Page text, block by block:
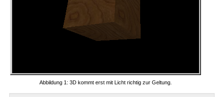
Abbildung 1: 3D kommt erst mit Licht richtig zur Geltung.